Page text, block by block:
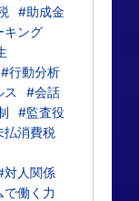
#助成金
キング
#行動分析
ス
#会話
#監査役
払消費税
対人関係
働く力